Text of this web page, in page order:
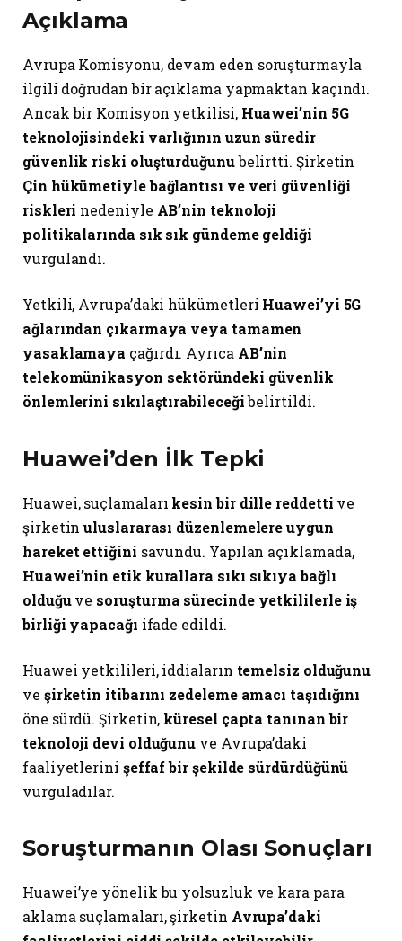
Açıklama
Avrupa Komisyonu, devam eden soruşturmayla
ilgili doğrudan bir açıklama yapmaktan kaçındı.
Ancak bir Komisyon yetkilisi, Huawei’nin 5G
teknolojisindeki varlığının uzun süredir
güvenlik riski oluşturduğunubelirtti. Şirketin
Çin hükümetiyle bağlantısı ve veri güvenliği
riskleri nedeniyle AB’nin teknoloji
politikalarında sık sık gündeme geldiği
vurgulandı.
Yetkili, Avrupa’daki hükümetleri Huawei’yi 5G
ağlarından çıkarmaya veya tamamen
yasaklamaya çağırdı. Ayrıca AB’nin
telekomünikasyon sektöründeki güvenlik
önlemlerini sıkılaştırabileceğibelirtildi.
Huawei’den İlk Tepki
Huawei, suçlamaları kesin bir dille reddetti ve
şirketinuluslararası düzenlemelere uygun
hareket ettiğini savundu. Yapılan açıklamada,
Huawei’nin etik kurallara sıkı sıkıya bağlı
olduğuve soruşturma sürecinde yetkililerle iş
birliği yapacağı ifade edildi.
Huawei yetkilileri, iddiaların temelsiz olduğunu
ve şirketin itibarını zedeleme amacı taşıdığını
öne sürdü. Şirketin, küresel çapta tanınan bir
teknoloji devi olduğunu ve Avrupa’daki
faaliyetlerini şeffaf bir şekilde sürdürdüğünü
vurguladılar.
Soruşturmanın Olası Sonuçları
Huawei’ye yönelik bu yolsuzluk ve kara para
aklama suçlamaları, şirketin Avrupa’daki